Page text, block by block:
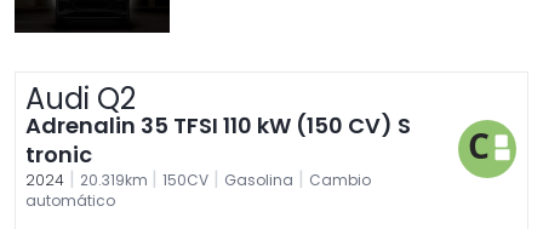
Audi Q2
Adrenalin 35 TFSI 110 kW (150 CV) S
tronic
2024 | 20.319km | 150CV | Gasolina | Cambio
automático